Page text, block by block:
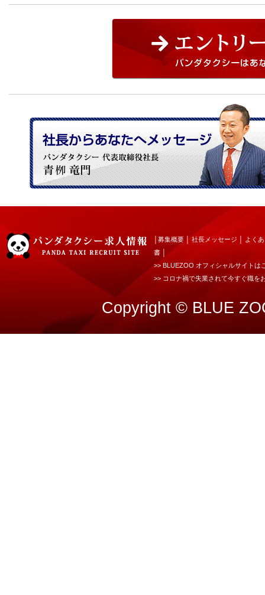
募集概要 │ 社長メッセージ
よく
書
>> BLUEZOO オフィシャルサイトは
>> コロナ禍で失業されて今すぐ職を
Copyright © BLUE